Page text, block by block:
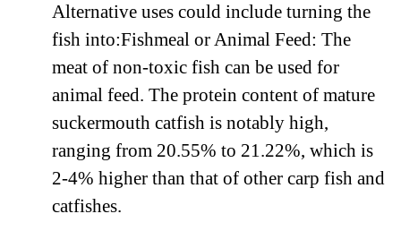
Alternative uses could include turning the
fish into:Fishmeal or Animal Feed: The
meat of non-toxic fish can be used for
animal feed. The protein content of mature
suckermouth catfish is notably high,
ranging from 20.55% to 21.22%, which is
2-4% higher than that of other carp fish and
catfishes.